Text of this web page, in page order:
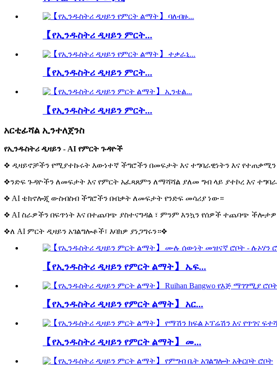
【የኢንዱስትሪ ዲዛይን ምርት...
【የኢንዱስትሪ ዲዛይን ምርት...
【የኢንዱስትሪ ዲዛይን ምርት...
አርቲፊሻል ኢንተለጀንስ
የኢንዱስትሪ ዲዛይን - AI የምርት ጉዳዮች
❖ ዲዛይኖቻችን የሚያተኩሩት እውነተኛ ችግሮችን በመፍታት እና ተግባራዊነትን እና
❖ንድፍ ጉዳዮችን ለመፍታት እና የምርት አፈጻጸምን ለማሻሻል ያለመ ግብ ላይ ያተኮረ እና
❖ AI ቴክኖሎጂ ውስብስብ ችግሮችን በብቃት ለመፍታት የንድፍ መሳሪያ ነው።
❖ AI ስራዎችን በፍጥነት እና በተጨባጭ ያስተናግዳል ፣ ምንም እንኳን የሰዎች ተጨባጭ
❖ለ AI ምርት ዲዛይን አገልግሎቶች፣ እባክዎ ያነጋግሩን።❖
【የኢንዱስትሪ ዲዛይን የምርት ልማት】 ኤፍ...
【የኢንዱስትሪ ዲዛይን የምርት ልማት】 አር...
【የኢንዱስትሪ ዲዛይን የምርት ልማት】 መ...